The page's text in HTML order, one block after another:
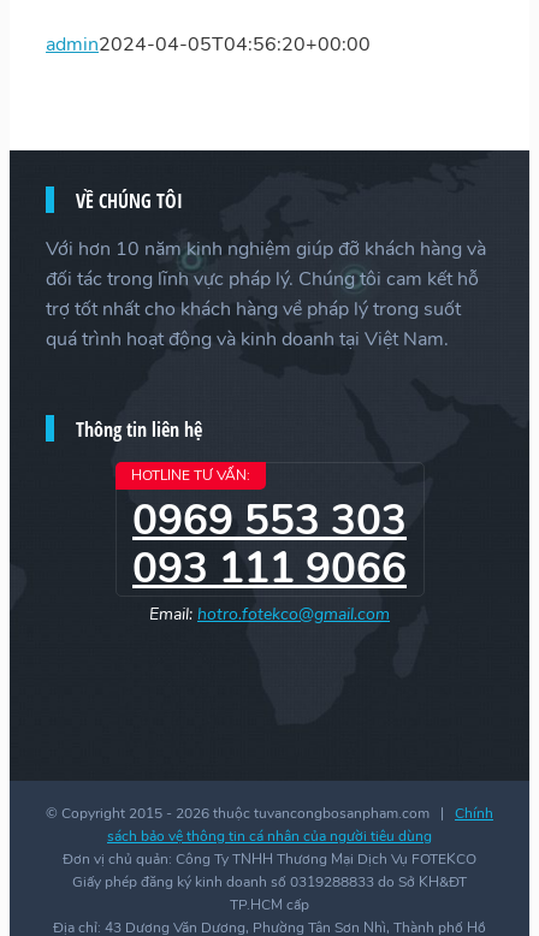
admin2024-04-05T04:56:20+00:00
VỀ CHÚNG TÔI
Với hơn 10 năm kinh nghiệm giúp đỡ khách hàng và
đối tác trong lĩnh vực pháp lý. Chúng tôi cam kết hỗ
trợ tốt nhất cho khách hàng về pháp lý trong suốt
quá trình hoạt động và kinh doanh tại Việt Nam.
Thông tin liên hệ
HOTLINE TƯ VẤN:
0969 553 303
093 111 9066
Email: hotro.fotekco@gmail.com
© Copyright 2015 - 2026 thuộc tuvancongbosanpham.com | Chính
sách bảo vệ thông tin cá nhân của người tiêu dùng
Đơn vị chủ quản: Công Ty TNHH Thương Mại Dịch Vụ FOTEKCO
Giấy phép đăng ký kinh doanh số 0319288833 do Sở KH&ĐT
TP.HCM cấp
Địa chỉ: 43 Dương Văn Dương, Phường Tân Sơn Nhì, Thành phố Hồ